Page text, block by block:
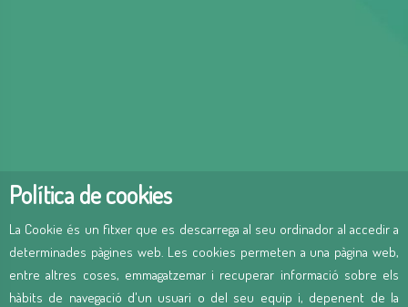
Política de cookies
La Cookie és un fitxer que es descarrega al seu ordinador al accedir a
determinades pàgines web. Les cookies permeten a una pàgina web,
entre altres coses, emmagatzemar i recuperar informació sobre els
hàbits de navegació d'un usuari o del seu equip i, depenent de la